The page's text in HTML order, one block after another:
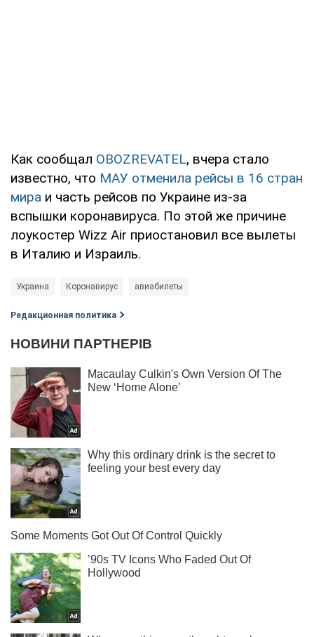
Как сообщал OBOZREVATEL, вчера стало
известно, что МАУ отменила рейсы в 16 стран
мира и часть рейсов по Украине из-за
вспышки коронавируса. По этой же причине
лоукостер Wizz Air приостановил все вылеты
в Италию и Израиль.
Украина Коронавирус авиабилеты
Редакционная политика